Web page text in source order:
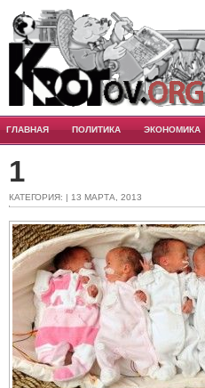
ГЛАВНАЯ ПОЛИТИКА ЭКОНОМИКА
1
КАТЕГОРИЯ: | 13 МАРТА, 2013